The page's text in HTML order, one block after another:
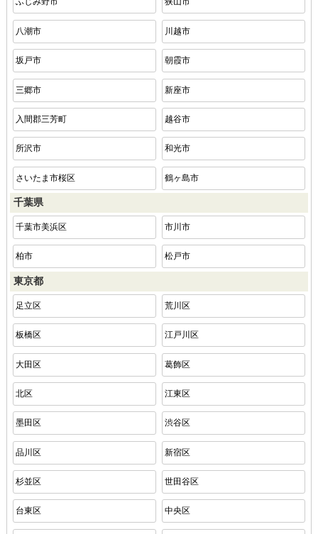
八潮市 川越市
坂戸市 朝霞市
三郷市 新座市
入間郡三芳町 越谷市
所沢市 和光市
さいたま市桜区 鶴ヶ島市
千葉県
千葉市美浜区 市川市
柏市 松戸市
東京都
足立区 荒川区
板橋区 江戸川区
大田区 葛飾区
北区 江東区
墨田区 渋谷区
品川区 新宿区
杉並区 世田谷区
台東区 中央区